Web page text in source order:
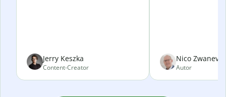
Jerry Keszka
Content-Creator
Nico
Autor